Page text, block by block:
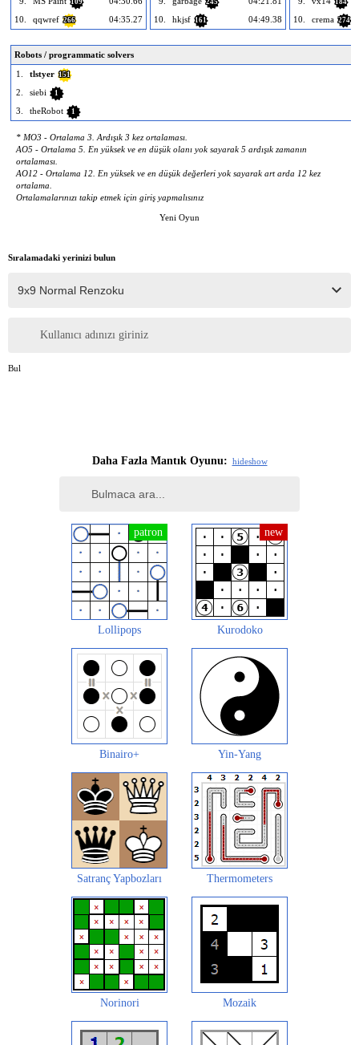
10.
qqwref 266 04:35.27
10.
hkjsf 161 04:49.38 10. crema 274
Robots / programmatic solvers
1.
tlstyer 151
2. siebi 1
3. theRobot 1
* MO3 - Ortalama 3. Ardışık 3 kez ortalaması.
AO5 - Ortalama 5. En yüksek ve en düşük olanı yok sayarak 5 ardışık zamanın
ortalaması.
AO12 - Ortalama 12. En yüksek ve en düşük değerleri yok sayarak art arda 12 kez
ortalama.
Ortalamalarınızı takip etmek için giriş yapmalısınız
Yeni Oyun
Sıralamadaki yerinizi bulun
Kullanıcı adınızı giriniz
Bul
Daha Fazla Mantık Oyunu: hideshow
Lollipops Kurodoko
Binairo+ Yin-Yang
Satranç Yapbozları Thermometers
Norinori Mozaik